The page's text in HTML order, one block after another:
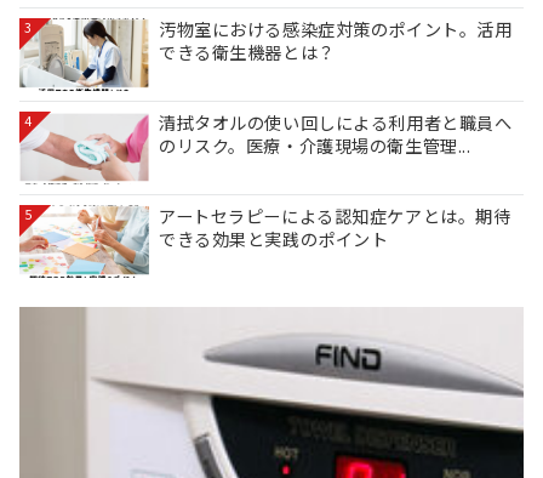
3
汚物室における感染症対策のポイント。活用
できる衛生機器とは？
4
清拭タオルの使い回しによる利用者と職員へ
のリスク。医療・介護現場の衛生管理...
5
アートセラピーによる認知症ケアとは。期待
できる効果と実践のポイント